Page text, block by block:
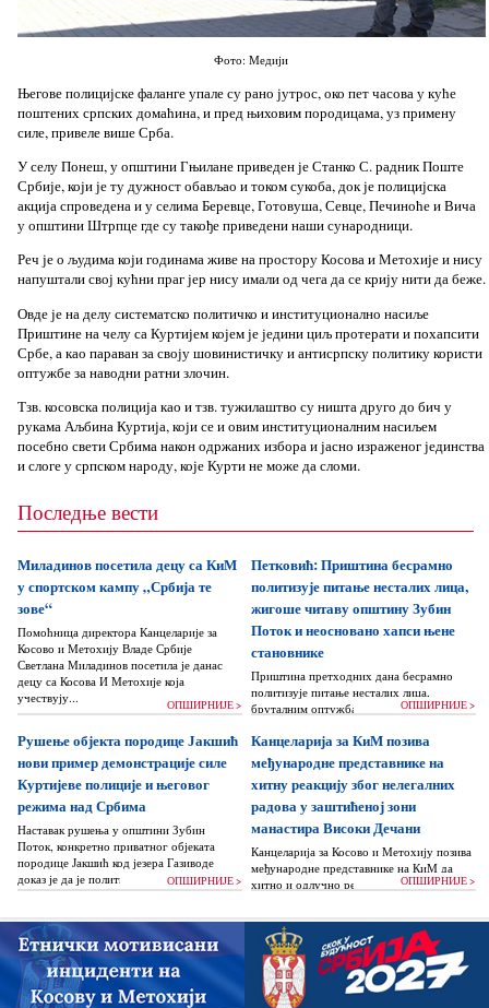
Фото: Медији
Његове полицијске фаланге упале су рано јутрос, око пет часова у куће
поштених српских домаћина, и пред њиховим породицама, уз примену
силе, привеле више Срба.
У селу Понеш, у општини Гњилане приведен је Станко С. радник Поште
Србије, који је ту дужност обављао и током сукоба, док је полицијска
акција спроведена и у селима Беревце, Готовуша, Севце, Печиноће и Вича
у општини Штрпце где су такође приведени наши сународници.
Реч је о људима који годинама живе на простору Косова и Метохије и нису
напуштали свој кућни праг јер нису имали од чега да се крију нити да беже.
Овде је на делу систематско политичко и институционално насиље
Приштине на челу са Куртијем којем је једини циљ протерати и похапсити
Србе, а као параван за своју шовинистичку и антисрпску политику користи
оптужбе за наводни ратни злочин.
Тзв. косовска полиција као и тзв. тужилаштво су ништа друго до бич у
рукама Аљбина Куртија, који се и овим институционалним насиљем
посебно свети Србима након одржаних избора и јасно израженог јединства
и слоге у српском народу, које Курти не може да сломи.
Последње вести
Миладинов посетила децу са КиМ
у спортском кампу „Србија те
зове“
Помоћница директора Канцеларије за
Косово и Метохију Владе Србије
Светлана Миладинов посетила је данас
децу са Косова И Метохије која
учествују...
ОПШИРНИЈЕ >
Петковић: Приштина бесрамно
политизује питање несталих лица,
жигоше читаву општину Зубин
Поток и неосновано хапси њене
становнике
Приштина претходних дана бесрамно
политизује питање несталих лица,
бруталним оптужбама на рачун Београда
жигоше...
ОПШИРНИЈЕ >
Рушење објекта породице Јакшић
нови пример демонстрације силе
Куртијеве полиције и његовог
режима над Србима
Наставак рушења у општини Зубин
Поток, конкретно приватног објеката
породице Јакшић код језера Газиводе
доказ је да је политика Аљбина Куртија...
ОПШИРНИЈЕ >
Канцеларија за КиМ позива
међународне представнике на
хитну реакцију због нелегалних
радова у заштићеној зони
манастира Високи Дечани
Канцеларија за Косово и Метохију позива
међународне представнике на КиМ да
хитно и одлучно реагују и да без
нелегалних грађевинских...
ОПШИРНИЈЕ >